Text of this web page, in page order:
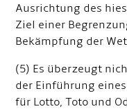
Ausrichtung des
Ziel einer
Bekämpfung der
(5) Es überzeugt
der Einführung
für Lotto, Toto und